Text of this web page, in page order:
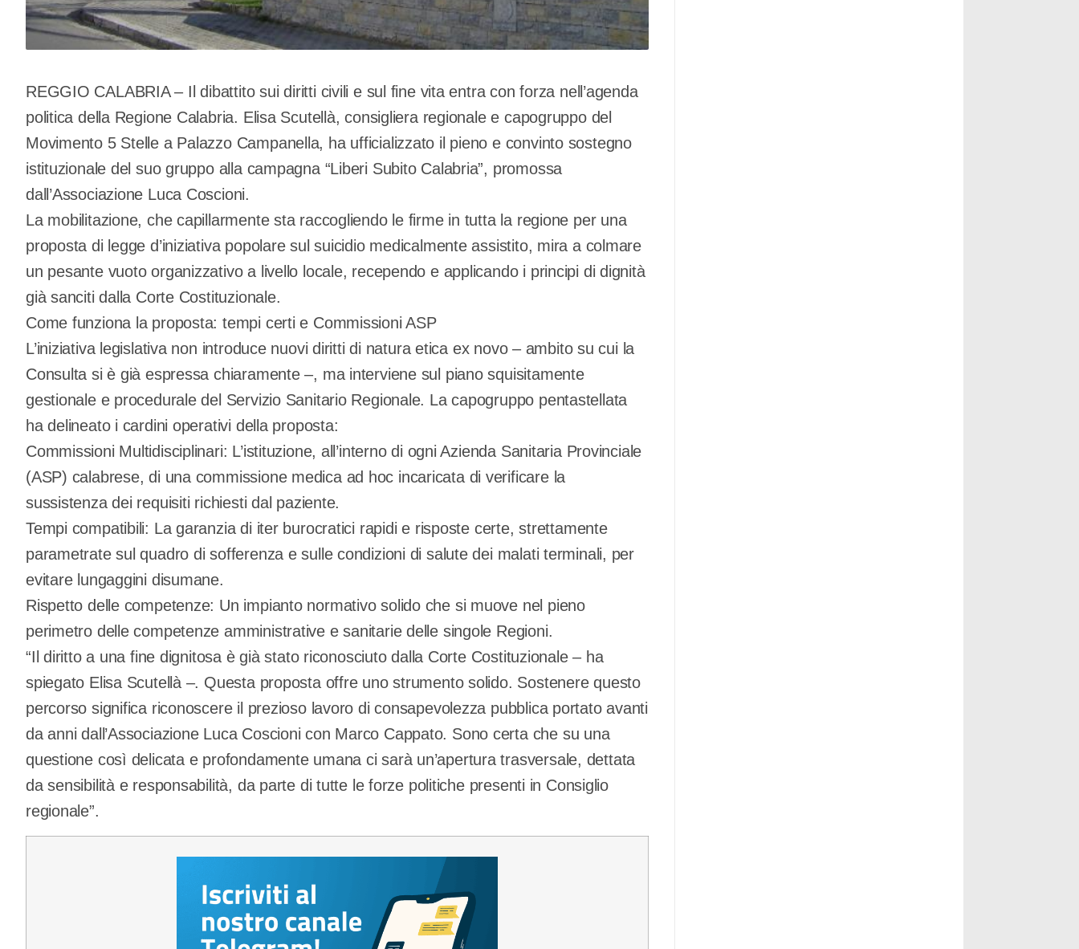
REGGIO CALABRIA – Il dibattito sui diritti civili e sul fine vita entra con forza nell’agenda
politica della Regione Calabria. Elisa Scutellà, consigliera regionale e capogruppo del
Movimento 5 Stelle a Palazzo Campanella, ha ufficializzato il pieno e convinto sostegno
istituzionale del suo gruppo alla campagna “Liberi Subito Calabria”, promossa
dall’Associazione Luca Coscioni.
La mobilitazione, che capillarmente sta raccogliendo le firme in tutta la regione per una
proposta di legge d’iniziativa popolare sul suicidio medicalmente assistito, mira a colmare
un pesante vuoto organizzativo a livello locale, recependo e applicando i principi di dignità
già sanciti dalla Corte Costituzionale.
Come funziona la proposta: tempi certi e Commissioni ASP
L’iniziativa legislativa non introduce nuovi diritti di natura etica ex novo – ambito su cui la
Consulta si è già espressa chiaramente –, ma interviene sul piano squisitamente
gestionale e procedurale del Servizio Sanitario Regionale. La capogruppo pentastellata
ha delineato i cardini operativi della proposta:
Commissioni Multidisciplinari: L’istituzione, all’interno di ogni Azienda Sanitaria Provinciale
(ASP) calabrese, di una commissione medica ad hoc incaricata di verificare la
sussistenza dei requisiti richiesti dal paziente.
Tempi compatibili: La garanzia di iter burocratici rapidi e risposte certe, strettamente
parametrate sul quadro di sofferenza e sulle condizioni di salute dei malati terminali, per
evitare lungaggini disumane.
Rispetto delle competenze: Un impianto normativo solido che si muove nel pieno
perimetro delle competenze amministrative e sanitarie delle singole Regioni.
“Il diritto a una fine dignitosa è già stato riconosciuto dalla Corte Costituzionale – ha
spiegato Elisa Scutellà –. Questa proposta offre uno strumento solido. Sostenere questo
percorso significa riconoscere il prezioso lavoro di consapevolezza pubblica portato avanti
da anni dall’Associazione Luca Coscioni con Marco Cappato. Sono certa che su una
questione così delicata e profondamente umana ci sarà un’apertura trasversale, dettata
da sensibilità e responsabilità, da parte di tutte le forze politiche presenti in Consiglio
regionale”.